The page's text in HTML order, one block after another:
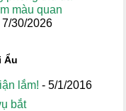
màu quan
7/30/2026
Ẩu
lắm! - 5/1/2016
bắt